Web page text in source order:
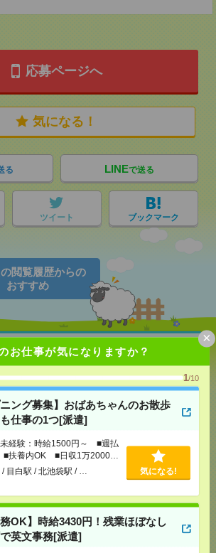
お仕事が気になりますか？
1/10
ニング募集】おばあちゃんのお散歩
仕事の1つ[派遣]
経験：時給1500円～ ■週払
扶養内OK ■日収1万2000円
目白駅 / 北池袋駅 / … 気になる!
務OK】時給3430円！残業ほぼなし
英文事務[派遣]
×
応募ページへ
気になる！
る LINEで送る
ツイート ブックマーク
閲覧履歴からの
おすすめ
集】おばあちゃんのお散歩付き添
遣]
：時給1500円～ ■週払い
1万2000円以上
時給3430円！残業ほぼなし▼大手町
]
収例 53万円 時給3430円×
週+残業5h ※月収例を保証す
。
限として実費支給